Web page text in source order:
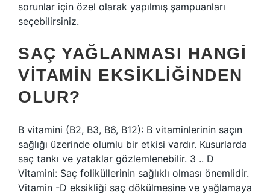
sorunlar için özel olarak yapılmış şampuanları
seçebilirsiniz.
SAÇ YAĞLANMASI HANGI
VITAMIN EKSIKLIĞINDEN
OLUR?
B vitamini (B2, B3, B6, B12): B vitaminlerinin saçın
sağlığı üzerinde olumlu bir etkisi vardır. Kusurlarda
saç tankı ve yataklar gözlemlenebilir. 3 .. D
Vitamini: Saç foliküllerinin sağlıklı olması önemlidir.
Vitamin -D eksikliği saç dökülmesine ve yağlamaya